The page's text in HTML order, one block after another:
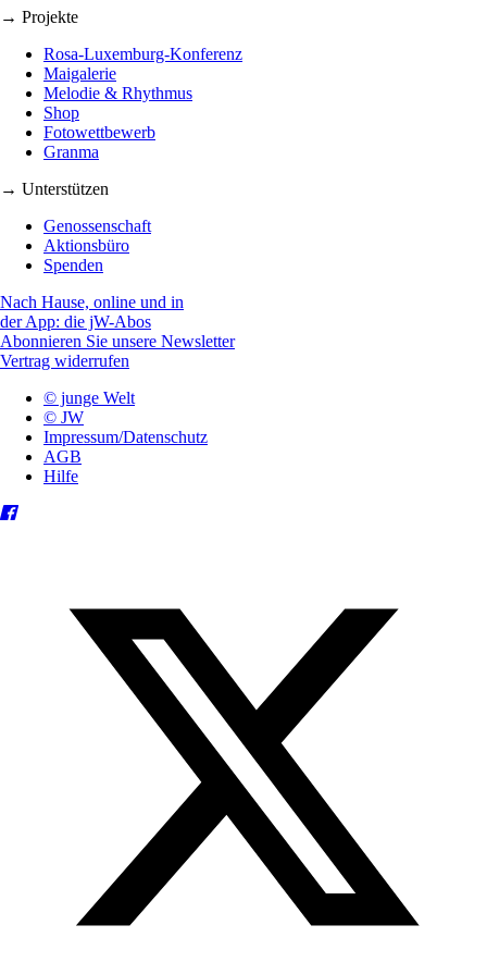
→ Projekte
Rosa-Luxemburg-Konferenz
Maigalerie
Melodie & Rhythmus
Shop
Fotowettbewerb
Granma
→ Unterstützen
Genossenschaft
Aktionsbüro
Spenden
Nach Hause, online und in
der App: die jW-Abos
Abonnieren Sie unsere Newsletter
Vertrag widerrufen
© junge Welt
© JW
Impressum/Datenschutz
AGB
Hilfe